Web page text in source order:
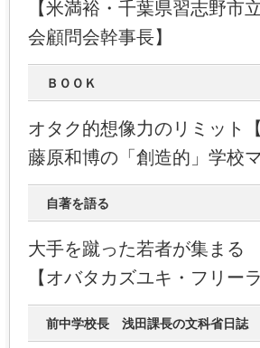
【米満裕・千葉県習志野市
会顧問会幹事長】
ＢＯＯＫ
オタク的想像力のリミット
藤原和博の「創造的」学校
自著を語る
大手を蹴った若者が集まる
【オバタカズユキ・フリー
前中学校長 浅田課長の文科省日誌